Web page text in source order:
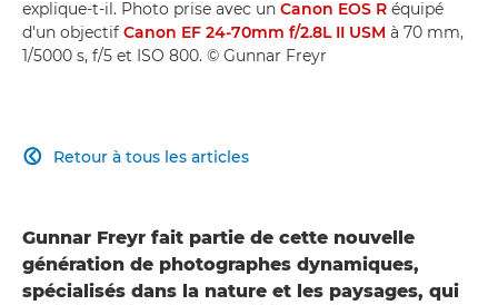
explique-t-il. Photo prise avec un Canon EOS R équipé
d'un objectif Canon EF 24-70mm f/2.8L II USM à 70 mm,
1/5000 s, f/5 et ISO 800. © Gunnar Freyr
Retour à tous les articles

Gunnar Freyr fait partie de cette nouvelle
génération de photographes dynamiques,
spécialisés dans la nature et les paysages, qui